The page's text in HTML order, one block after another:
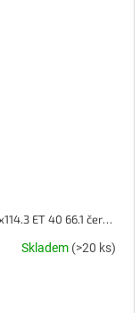
Alu kola design Nissan (FE174) 18x7 5x114.3 ET 40 66.1 černé
Skladem (>20 ks)